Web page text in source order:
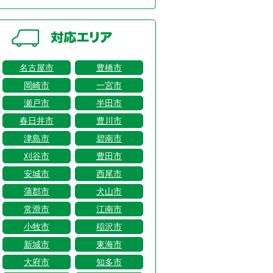
名古屋市
豊橋市
岡崎市
一宮市
瀬戸市
半田市
春日井市
豊川市
津島市
碧南市
刈谷市
豊田市
安城市
西尾市
蒲郡市
犬山市
常滑市
江南市
小牧市
稲沢市
新城市
東海市
大府市
知多市